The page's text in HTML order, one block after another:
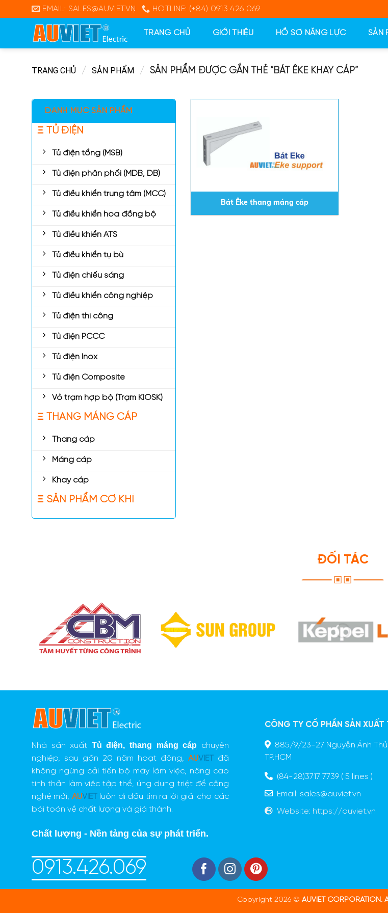
to
EMAIL: SALES@AUVIET.VN HOTLINE: (+84) 0913 426 069
TRANG CHỦ GIỚI THIỆU HỒ SƠ NĂNG LỰC SẢN
TRANG CHỦ / SẢN PHẨM / SẢN PHẨM ĐƯỢC GẮN THẺ “BÁT ÊKE KHAY CÁP”
DANH MỤC SẢN PHẨM
Ξ TỦ ĐIỆN
Tủ điện tổng (MSB)
Tủ điện phân phối (MDB, DB)
Tủ điều khiển trung tâm (MCC)
Tủ điều khiển hòa đồng bộ
Tủ điều khiển ATS
Tủ điều khiển tụ bù
Tủ điện chiếu sáng
Tủ điều khiển công nghiệp
Tủ điện thi công
Tủ điện PCCC
Tủ điện Inox
Tủ điện Composite
Vỏ trạm hợp bộ (Trạm KIOSK)
Ξ THANG MÁNG CÁP
Thang cáp
Máng cáp
Khay cáp
Ξ SẢN PHẨM CƠ KHÍ
Bát Êke thang máng cáp
ĐỐI TÁC
Nhà sản xuất Tủ điện, thang máng cáp chuyên
nghiệp, sau gần 20 năm hoạt động, AUVIETđã
không ngừng cải tiến bộ máy làm việc, nâng cao
tinh thần làm việc tập thể, ứng dụng triệt để công
nghệ mới, AUVIETluôn đi đầu tìm ra lời giải cho các
bài toán về chất lượng và giá thành.
Chất lượng - Nền tảng của sự phát triển.
CÔNG TY CỔ PHẦN SẢN XUẤT
885/9/23-27 Nguyễn Ảnh
TP.HCM
(84-28)3717 7739( 5 lines )
Email: sales@auviet.vn
Website: https://auviet.vn
0913.426.069
Copyright 2026 © AUVIET